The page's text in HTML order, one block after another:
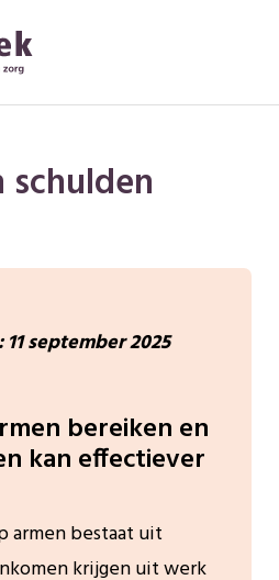
september 2025
bereiken en
kan effectiever
armen bestaat uit
krijgen uit werk